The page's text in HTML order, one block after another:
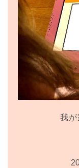
我が